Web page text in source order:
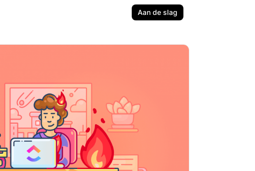
Aan de slag